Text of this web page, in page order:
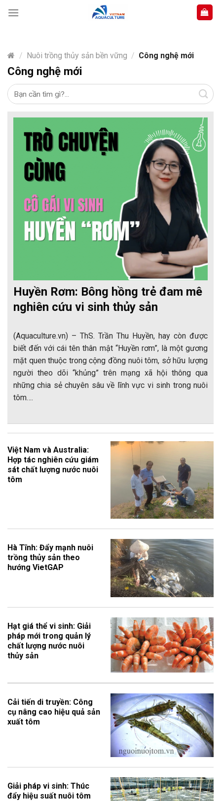
content
/ Nuôi trồng thủy sản bền vững / Công nghệ mới
Công nghệ mới
Huyền Rơm: Bông hồng trẻ đam mê
nghiên cứu vi sinh thủy sản
(Aquaculture.vn) – ThS. Trần Thu Huyền, hay còn được
biết đến với cái tên thân mật “Huyền rơm”, là một gương
mặt quen thuộc trong cộng đồng nuôi tôm, sở hữu lượng
người theo dõi “khủng” trên mạng xã hội thông qua
những chia sẻ chuyên sâu về lĩnh vực vi sinh trong nuôi
tôm….
Việt Nam và Australia:
Hợp tác nghiên cứu giám
sát chất lượng nước nuôi
tôm
Hà Tĩnh: Đẩy mạnh nuôi
trồng thủy sản theo
hướng VietGAP
Hạt giá thể vi sinh: Giải
pháp mới trong quản lý
chất lượng nước nuôi
thủy sản
Cải tiến di truyền: Công
cụ nâng cao hiệu quả sản
xuất tôm
Giải pháp vi sinh: Thúc
đẩy hiệu suất nuôi tôm